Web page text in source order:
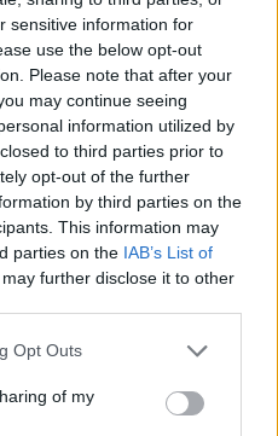
sensitive information for
use the below opt-out
Please note that after your
may continue seeing
information utilized by
to third parties prior to
opt-out of the further
by third parties on the
This information may
parties on the IAB’s List of
further disclose it to other
Opt Outs
of my